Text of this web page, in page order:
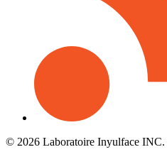
© 2026 Laboratoire Inyulface INC.